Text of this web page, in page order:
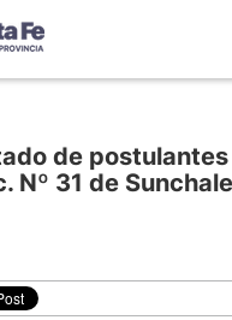
de
Nº 31 de